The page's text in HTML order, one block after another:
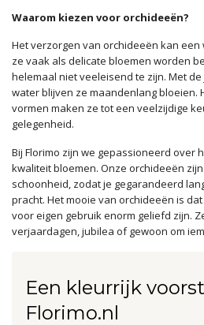
Waarom kiezen voor orchideeën?
Het verzorgen van orchideeën kan een
ze vaak als delicate bloemen worden
helemaal niet veeleisend te zijn. Met
water blijven ze maandenlang bloeien.
vormen maken ze tot een veelzijdige
gelegenheid.
Bij Florimo zijn we gepassioneerd over
kwaliteit bloemen. Onze orchideeën
schoonheid, zodat je gegarandeerd
pracht. Het mooie van orchideeën is
voor eigen gebruik enorm geliefd zijn.
verjaardagen, jubilea of gewoon om
Een kleurrijk
Florimo.nl